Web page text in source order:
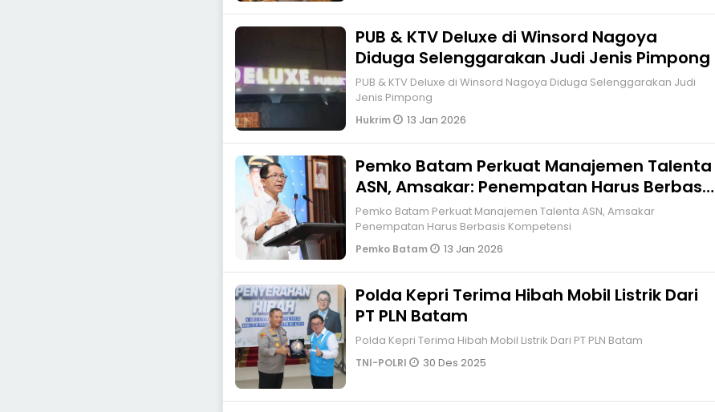
PUB & KTV Deluxe di Winsord Nagoya
Diduga Selenggarakan Judi Jenis Pimpong
PUB & KTV Deluxe di Winsord Nagoya Diduga Selenggarakan Judi
Jenis Pimpong
Hukrim 13 Jan 2026
Pemko Batam Perkuat Manajemen Talenta
ASN, Amsakar: Penempatan Harus Berbasis
Kompetensi
Pemko Batam Perkuat Manajemen Talenta ASN, Amsakar
Penempatan Harus Berbasis Kompetensi
Pemko Batam 13 Jan 2026
Polda Kepri Terima Hibah Mobil Listrik Dari
PT PLN Batam
Polda Kepri Terima Hibah Mobil Listrik Dari PT PLN Batam
TNI-POLRI 30 Des 2025